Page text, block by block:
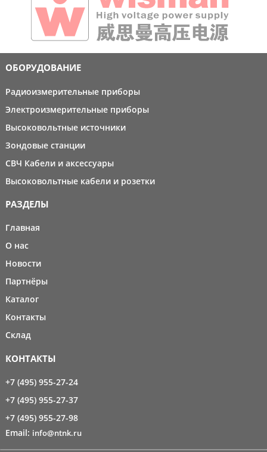
ОБОРУДОВАНИЕ
Радиоизмерительные приборы
Электроизмерительные приборы
Высоковольтные источники
Зондовые станции
СВЧ Кабели и аксессуары
Высоковольтные кабели и розетки
РАЗДЕЛЫ
Главная
О нас
Новости
Партнёры
Каталог
Контакты
Склад
КОНТАКТЫ
+7 (495) 955-27-24
+7 (495) 955-27-37
+7 (495) 955-27-98
Email: info@ntnk.ru